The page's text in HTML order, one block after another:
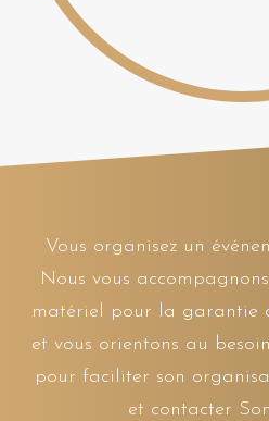
Vous organisez un
Nous vous
matériel pour la garantie
et vous orientons au
pour faciliter son
et contacter